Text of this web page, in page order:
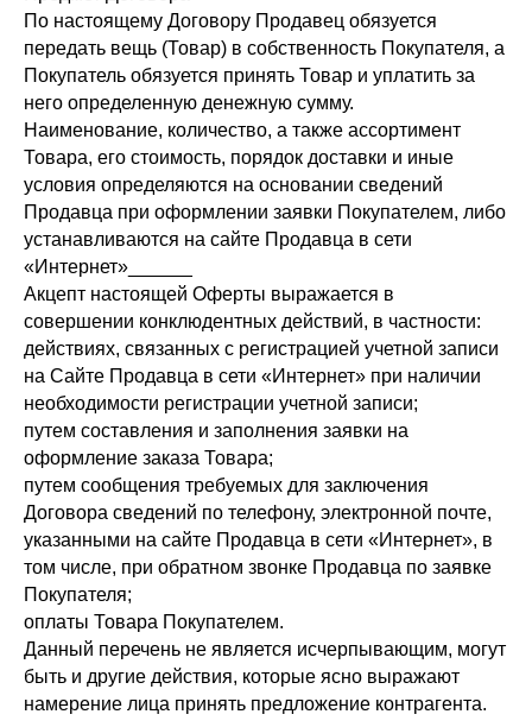
По настоящему Договору Продавец обязуется
передать вещь (Товар) в собственность Покупателя, а
Покупатель обязуется принять Товар и уплатить за
него определенную денежную сумму.
Наименование, количество, а также ассортимент
Товара, его стоимость, порядок доставки и иные
условия определяются на основании сведений
Продавца при оформлении заявки Покупателем, либо
устанавливаются на сайте Продавца в сети
«Интернет»______
Акцепт настоящей Оферты выражается в
совершении конклюдентных действий, в частности:
действиях, связанных с регистрацией учетной записи
на Сайте Продавца в сети «Интернет» при наличии
необходимости регистрации учетной записи;
путем составления и заполнения заявки на
оформление заказа Товара;
путем сообщения требуемых для заключения
Договора сведений по телефону, электронной почте,
указанными на сайте Продавца в сети «Интернет», в
том числе, при обратном звонке Продавца по заявке
Покупателя;
оплаты Товара Покупателем.
Данный перечень не является исчерпывающим, могут
быть и другие действия, которые ясно выражают
намерение лица принять предложение контрагента.